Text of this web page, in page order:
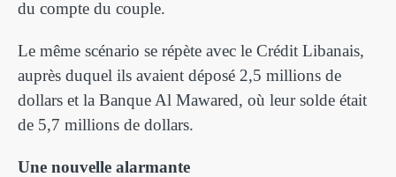
du compte du couple.
Le même scénario se répète avec le Crédit Libanais,
auprès duquel ils avaient déposé 2,5 millions de
dollars et la Banque Al Mawared, où leur solde était
de 5,7 millions de dollars.
Une nouvelle alarmante